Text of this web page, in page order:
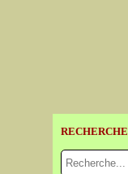
RECHERCHE